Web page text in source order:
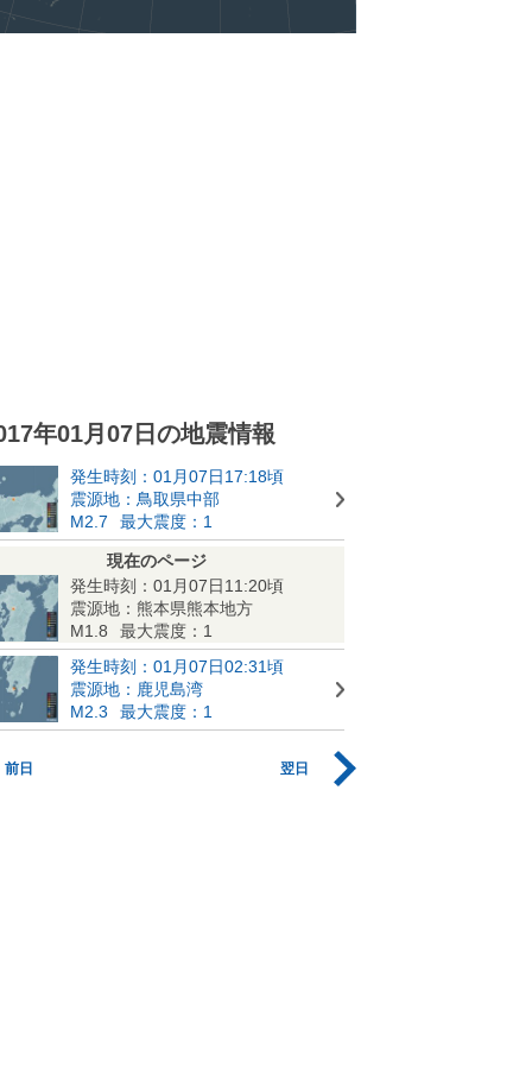
年01月07日の地震情報
発生時刻：01月07日17:18頃
震源地：鳥取県中部
M2.7
最大震度：1
現在のページ
発生時刻：01月07日11:20頃
震源地：熊本県熊本地方
M1.8
最大震度：1
発生時刻：01月07日02:31頃
震源地：鹿児島湾
M2.3
最大震度：1
前日 翌日